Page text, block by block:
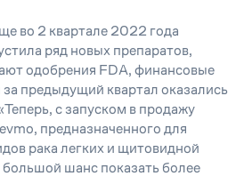
во 2 квартале 2022 года
ряд новых препаратов,
одобрения FDA, финансовые
предыдущий квартал оказались
с запуском в продажу
предназначенного для
рака легких и щитовидной
шанс показать более